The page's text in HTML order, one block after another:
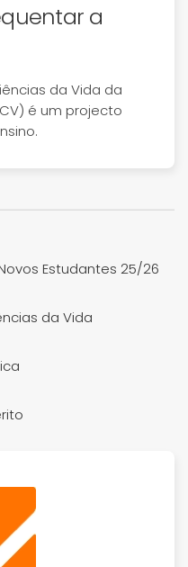
a
da Vida da
é um projecto
Estudantes 25/26
da Vida